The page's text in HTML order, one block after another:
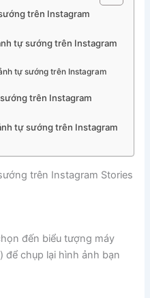
trên Instagram
tự sướng trên Instagram
tự sướng trên Instagram
trên Instagram
tự sướng trên Instagram
trên Instagram Stories
đến biểu tượng máy
để chụp lại hình ảnh bạn